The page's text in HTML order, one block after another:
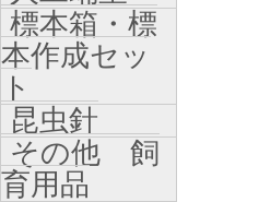
標本箱・標
本作成セッ
ト
昆虫針
その他 飼
育用品